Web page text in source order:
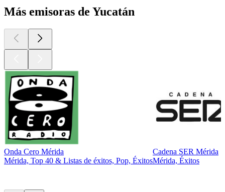
Más emisoras de Yucatán
Onda Cero Mérida
Mérida, Top 40 & Listas de éxitos, Pop, Éxitos
Cadena SER Mérida
Mérida, Éxitos